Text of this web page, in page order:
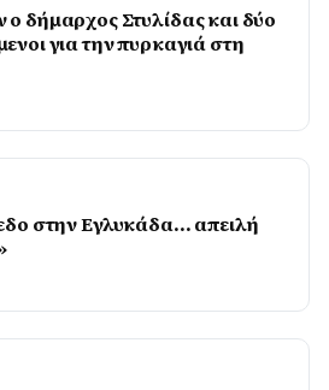
δήμαρχος Στυλίδας και δύο
για την πυρκαγιά στη
στην Εγλυκάδα… απειλή